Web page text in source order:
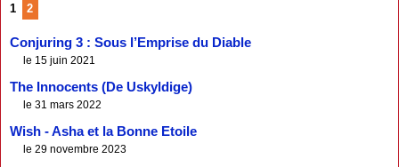
1 2
Conjuring 3 : Sous l’Emprise du Diable
le 15 juin 2021
The Innocents (De Uskyldige)
le 31 mars 2022
Wish - Asha et la Bonne Etoile
le 29 novembre 2023